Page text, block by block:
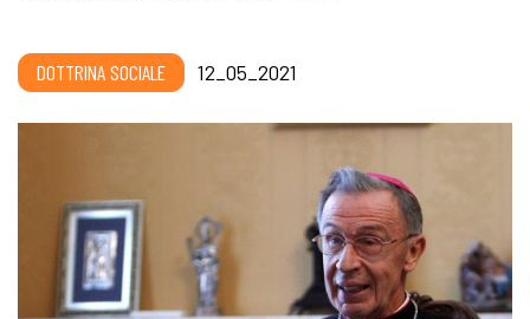
DOTTRINA SOCIALE 12_05_2021